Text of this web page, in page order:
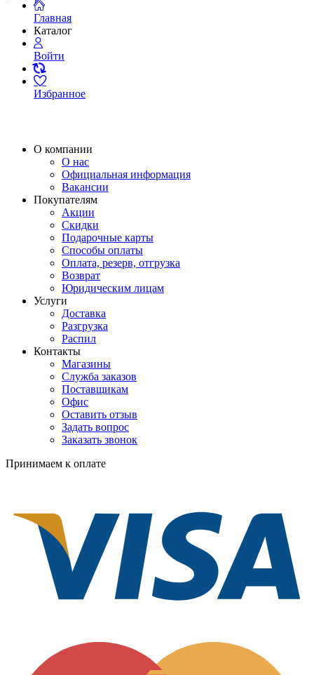
Главная
Каталог
Войти
Избранное
О компании
О нас
Официальная информация
Вакансии
Покупателям
Акции
Скидки
Подарочные карты
Способы оплаты
Оплата, резерв, отгрузка
Возврат
Юридическим лицам
Услуги
Доставка
Разгрузка
Распил
Контакты
Магазины
Служба заказов
Поставщикам
Офис
Оставить отзыв
Задать вопрос
Заказать звонок
Принимаем к оплате